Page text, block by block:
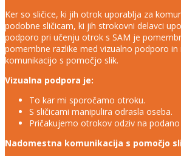
Ker so sličice, ki jih otrok uporablja za
podobne sličicam, ki jih strokovni delavci
podporo pri učenju otrok s SAM je
pomembne razlike med vizualno podporo
komunikacijo s pomočjo slik.
Vizualna podpora je:
To kar mi sporočamo otroku.
S sličicami manipulira odrasla oseba.
Pričakujemo otrokov odziv na
Nadomestna komunikacija s pomočjo